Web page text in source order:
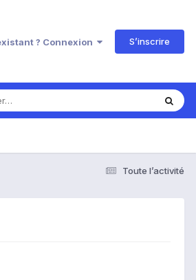
? Connexion S’inscrire
Toute l’activité